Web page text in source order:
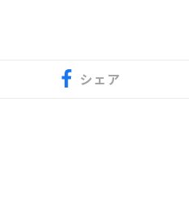
シェア